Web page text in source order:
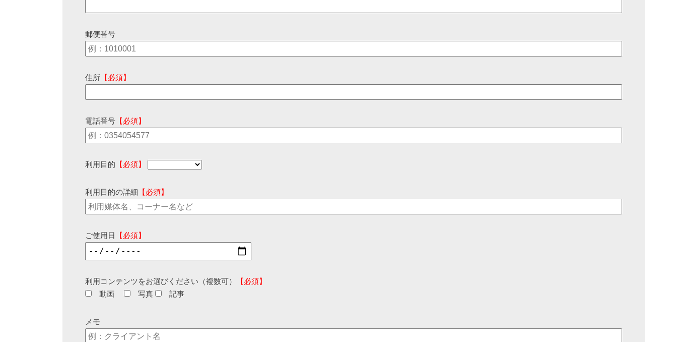
郵便番号
住所 【必須】
電話番号 【必須】
利用目的 【必須】
利用目的の詳細 【必須】
ご使用日 【必須】
利用コンテンツをお選びください（複数可）
【必須】
動画
写真 記事
メモ